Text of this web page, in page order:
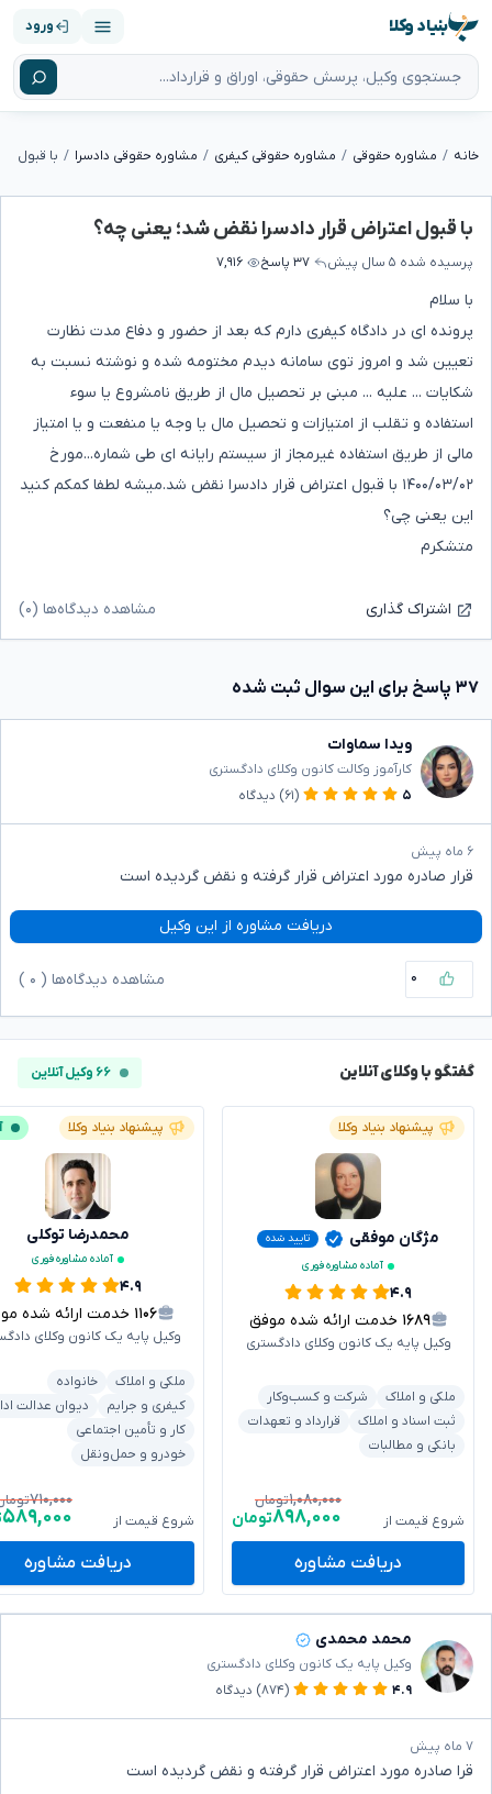
بنیاد وکلا ورود
خانه مشاوره حقوقی مشاوره حقوقی کیفری مشاوره حقوقی دادسرا با قبول
با قبول اعتراض قرار دادسرا نقض شد؛ یعنی چه؟
پرسیده شده ۵ سال پیش ۳۷ پاسخ ۷,۹۱۶
با سلام
پرونده ای در دادگاه کیفری دارم که بعد از حضور و دفاع مدت نظارت
تعیین شد و امروز توی سامانه دیدم مختومه شده و نوشته نسبت به
شکایات ... علیه ... مبنی بر تحصیل مال از طریق نامشروع یا سوء
استفاده و تقلب از امتیازات و تحصیل مال یا وجه یا منفعت و یا امتیاز
مالی از طریق استفاده غیرمجاز از سیستم رایانه ای طی شماره...مورخ
۱۴۰۰/۰۳/۰۲ با قبول اعتراض قرار دادسرا نقض شد.میشه لطفا کمکم کنید
این یعنی چی؟
متشکرم
اشتراک گذاری مشاهده دیدگاه‌ها (۰)
۳۷ پاسخ برای این سوال ثبت شده
ویدا سماوات
کارآموز وکالت کانون وکلای دادگستری
۵
(۶۱) دیدگاه
۶ ماه پیش
قرار صادره مورد اعتراض قرار گرفته و نقض گردیده است
دریافت مشاوره از این وکیل
۰ مشاهده دیدگاه‌ها ( ۰
گفتگو با وکلای آنلاین ۶۶ وکیل آنلاین
پیشنهاد بنیاد وکلا
مژگان موفقی
تایید شده
آماده مشاوره فوری
۴.۹
۱۶۸۹ خدمت ارائه شده موفق
وکیل پایه یک کانون وکلای دادگستری
ملکی و املاک
شرکت و کسب‌وکار
ثبت اسناد و املاک
قرارداد و تعهدات
بانکی و مطالبات
شروع قیمت از
۱,۰۸۰,۰۰۰تومان
۸۹۸,۰۰۰تومان
دریافت مشاوره
پیشنهاد بنیاد وکلا
محمدرضا توکلی
آماده مشاوره فوری
۴.۹
۱۱۰۶ خدمت ارائه شده موفق
وکیل پایه یک کانون وکلای
ملکی و املاک
خانواده
کیفری و جرایم
دیوان عدالت
کار و تأمین اجتماعی
خودرو و حمل‌ونقل
شروع قیمت از
۷۱۰,۰۰۰
۵۸۹,۰۰۰
دریافت مشاوره
محمد محمدی
وکیل پایه یک کانون وکلای دادگستری
۴.۹
(۸۷۴) دیدگاه
۷ ماه پیش
قرا صادره مورد اعتراض قرار گرفته و نقض گردیده است